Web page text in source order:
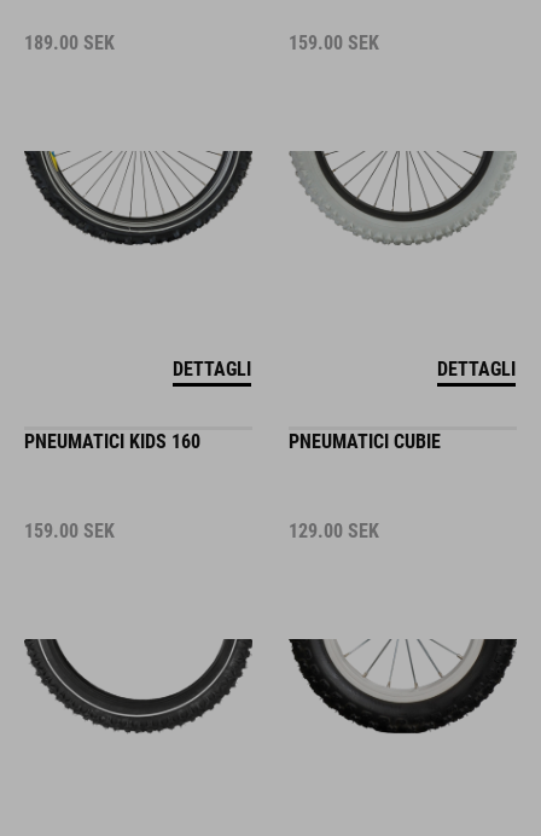
189.00 SEK
DETTAGLI
159.00 SEK
DETTAGLI
PNEUMATICI KIDS 160
159.00 SEK
PNEUMATICI CUBIE
129.00 SEK